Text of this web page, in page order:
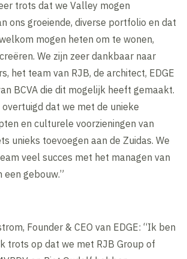
trots dat we Valley mogen
ons groeiende, diverse portfolio en dat
mogen heten om te wonen,
We zijn zeer dankbaar naar
het team van RJB, de architect, EDGE
BCVA die dit mogelijk heeft gemaakt.
overtuigd dat we met de unieke
en culturele voorzieningen van
unieks toevoegen aan de Zuidas. We
veel succes met het managen van
gebouw.”
Founder & CEO van EDGE: “Ik ben
trots op dat we met RJB Group of